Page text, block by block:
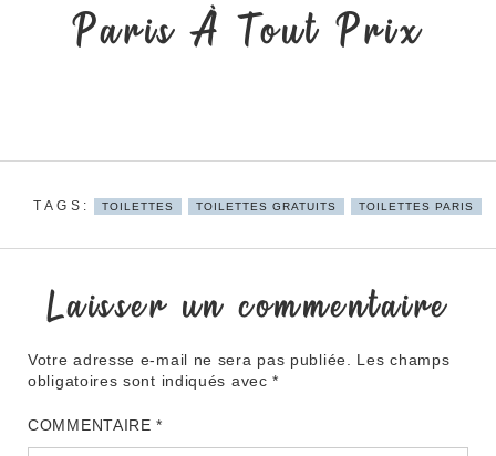
Paris À Tout Prix
TOILETTES TOILETTES GRATUITS TOILETTES PARIS
Laisser un commentaire
Votre adresse e-mail ne sera pas publiée.
Les champs
obligatoires sont indiqués avec*
COMMENTAIRE*